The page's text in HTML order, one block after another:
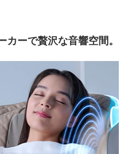
ーで贅沢な音響空間。